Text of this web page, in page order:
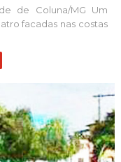
de Coluna/MG Um
facadas nas costas